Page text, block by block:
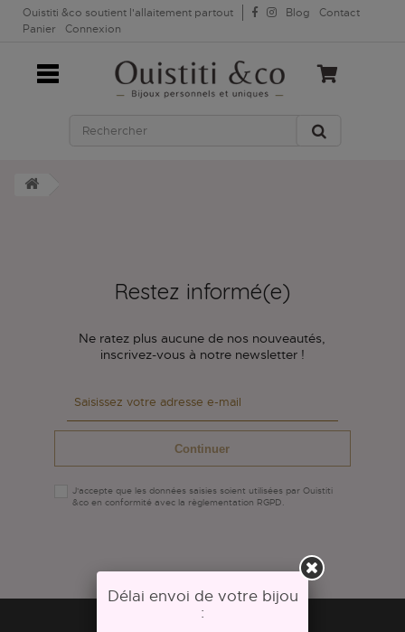
Ouistiti &co soutient l'allaitement partout Blog
Contact
Panier
Connexion
Restez informé(e)
Ne ratez plus aucune de nos nouveautés,
inscrivez-vous à notre newsletter !
Continuer
J'accepte que les données saisies soient utilisées par Ouistiti
&co en conformité avec la règlementation RGPD.
Délai envoi de votre bijou
: